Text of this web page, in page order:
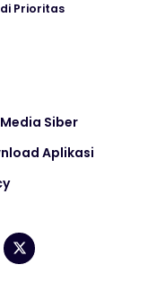
Prioritas
Siber
Aplikasi